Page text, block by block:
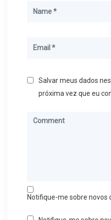
Salvar meus dados
próxima vez que eu
Notifique-me sobre novos